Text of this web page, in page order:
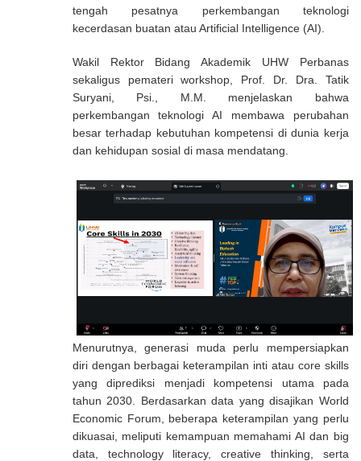
tengah pesatnya perkembangan teknologi
kecerdasan buatan atau Artificial Intelligence (AI).
Wakil Rektor Bidang Akademik UHW Perbanas
sekaligus pemateri workshop, Prof. Dr. Dra. Tatik
Suryani, Psi., M.M. menjelaskan bahwa
perkembangan teknologi AI membawa perubahan
besar terhadap kebutuhan kompetensi di dunia kerja
dan kehidupan sosial di masa mendatang.
Menurutnya, generasi muda perlu mempersiapkan
diri dengan berbagai keterampilan inti atau core skills
yang diprediksi menjadi kompetensi utama pada
tahun 2030. Berdasarkan data yang disajikan World
Economic Forum, beberapa keterampilan yang perlu
dikuasai, meliputi kemampuan memahami AI dan big
data, technology literacy, creative thinking, serta